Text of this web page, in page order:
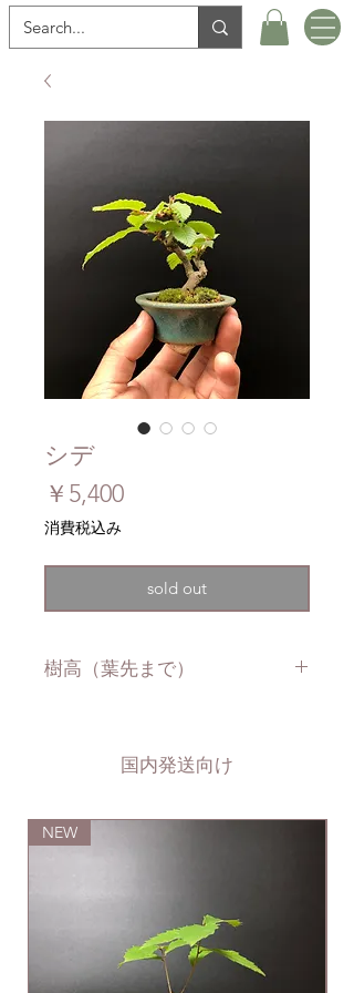
シデ
￥5,400価
消費税込み
sold out
樹高（葉先まで）
国内発送向け
NEW